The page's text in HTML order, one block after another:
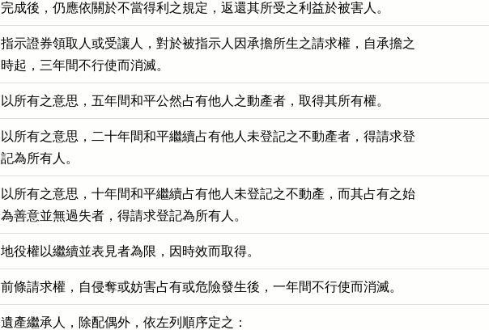
完成後，仍應依關於不當得利之規定，返還其所受之利益於被害人。
指示證券領取人或受讓人，對於被指示人因承擔所生之請求權，自承擔之
時起，三年間不行使而消滅。
以所有之意思，五年間和平公然占有他人之動產者，取得其所有權。
以所有之意思，二十年間和平繼續占有他人未登記之不動產者，得請求登
記為所有人。
以所有之意思，十年間和平繼續占有他人未登記之不動產，而其占有之始
為善意並無過失者，得請求登記為所有人。
地役權以繼續並表見者為限，因時效而取得。
前條請求權，自侵奪或妨害占有或危險發生後，一年間不行使而消滅。
遺產繼承人，除配偶外，依左列順序定之：